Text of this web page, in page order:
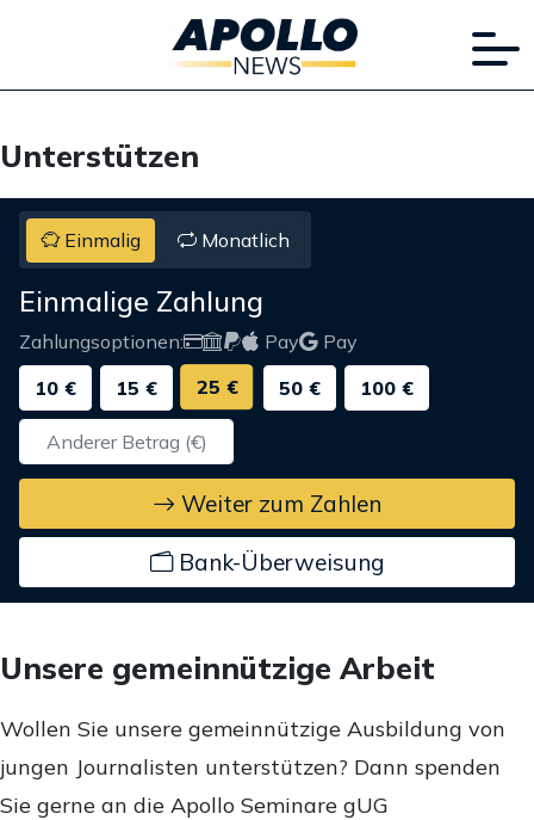
Unterstützen
Einmalig Monatlich
Einmalige Zahlung
Zahlungsoptionen: Pay
Pay
10 €
15 € 25 € 50 € 100 €
Weiter zum Zahlen
Bank-Überweisung
Unsere gemeinnützige Arbeit
Wollen Sie unsere gemeinnützige Ausbildung von
jungen Journalisten unterstützen? Dann spenden
Sie gerne an die Apollo Seminare gUG